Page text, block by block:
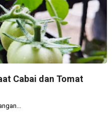
Cabai dan Tomat